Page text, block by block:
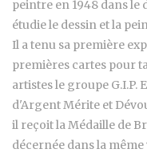
peintre en 1948 dans le
étudie le dessin et la
Il a tenu sa première
premières cartes pour
artistes le groupe G.I.P.
d'Argent Mérite et
il reçoit la Médaille de
décernée dans la même